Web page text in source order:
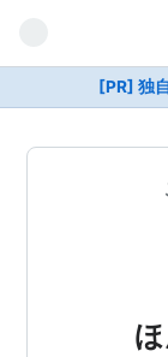
[PR] 独